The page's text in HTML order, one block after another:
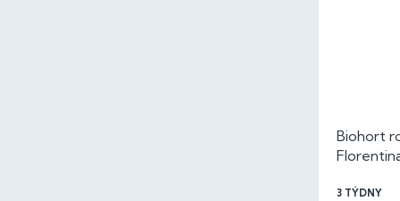
Biohort
3 TÝDNY